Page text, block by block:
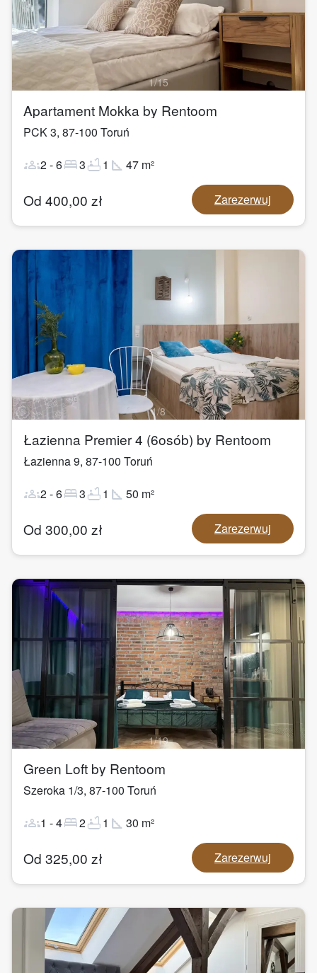
1/15
Apartament Mokka by Rentoom
PCK 3, 87-100 Toruń
groups2-6bed3bathtub1 square_foot 47 m²
Od 400,00 zł Zarezerwuj
1/8
Łazienna Premier 4 (6osób) by Rentoom
Łazienna 9, 87-100 Toruń
groups2-6bed3bathtub1 square_foot 50 m²
Od 300,00 zł Zarezerwuj
1/19
Green Loft by Rentoom
Szeroka 1/3, 87-100 Toruń
groups1 -4bed2bathtub1 square_foot 30 m²
Od 325,00 zł Zarezerwuj